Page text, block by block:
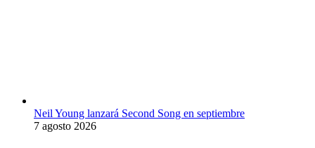
Neil Young lanzará Second Song en septiembre
7 agosto 2026